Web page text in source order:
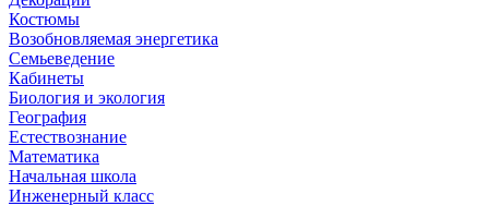
Костюмы
Возобновляемая энергетика
Семьеведение
Кабинеты
Биология и экология
География
Естествознание
Математика
Начальная школа
Инженерный класс